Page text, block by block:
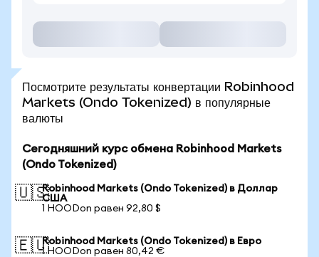
Посмотрите результаты конвертации Robinhood
Markets (Ondo Tokenized) в популярные
валюты
Сегодняшний курс обмена Robinhood Markets
(Ondo Tokenized)
🇺🇸Robinhood Markets (Ondo Tokenized) в Доллар
США
1 HOODon равен 92,80 $
🇪🇺Robinhood Markets (Ondo Tokenized) в Евро
1 HOODon равен 80,42 €